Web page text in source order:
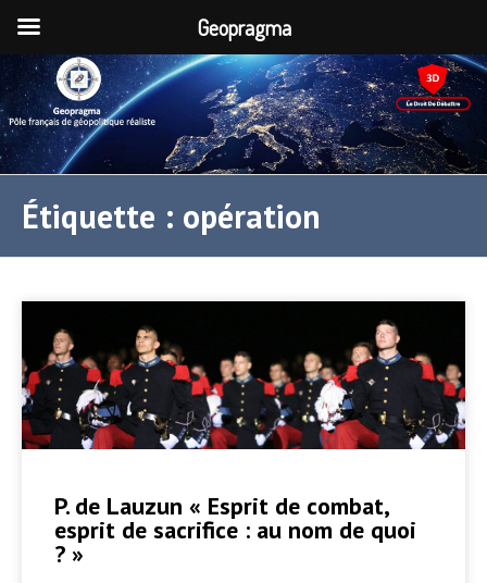
Étiquette : opération
P. de Lauzun « Esprit de combat,
esprit de sacrifice : au nom de quoi
? »
Geopragma